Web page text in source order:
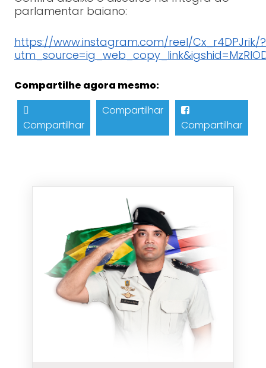
parlamentar baiano:
https://www.instagram.com/reel/Cx_r4DPJrik/?
Compartilhe agora mesmo:
Compartilhar
Compartilhar
Compartilhar